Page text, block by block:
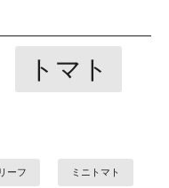
トマト
ーフ ミニトマト